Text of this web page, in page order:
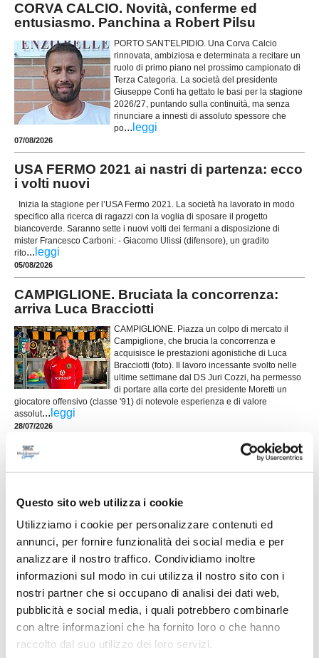
Questo sito web utilizza i cookie
Utilizziamo i cookie per personalizzare contenuti ed
annunci, per fornire funzionalità dei social media e per
analizzare il nostro traffico. Condividiamo inoltre
informazioni sul modo in cui utilizza il nostro sito con i
nostri partner che si occupano di analisi dei dati web,
pubblicità e social media, i quali potrebbero combinarle
con altre informazioni che ha fornito loro o che hanno
raccolto dal suo utilizzo dei loro servizi.
CORVA CALCIO. Novità, conferme ed
entusiasmo. Panchina a Robert Pilsu
PORTO SANT'ELPIDIO. Una Corva Calcio
rinnovata, ambiziosa e determinata a recitare un
ruolo di primo piano nel prossimo campionato di
Terza Categoria. La società del presidente
Giuseppe Conti ha gettato le basi per la stagione
2026/27, puntando sulla continuità, ma senza
rinunciare a innesti di assoluto spessore che
po... leggi
07/08/2026
USA FERMO 2021 ai nastri di partenza: ecco
i volti nuovi
Inizia la stagione per l’USA Fermo 2021. La società ha lavorato in modo
specifico alla ricerca di ragazzi con la voglia di sposare il progetto
biancoverde. Saranno sette i nuovi volti dei fermani a disposizione di
mister Francesco Carboni: - Giacomo Ulissi (difensore), un gradito
rito... leggi
05/08/2026
CAMPIGLIONE. Bruciata la concorrenza:
arriva Luca Bracciotti
CAMPIGLIONE. Piazza un colpo di mercato il
Campiglione, che brucia la concorrenza e
acquisisce le prestazioni agonistiche di Luca
Bracciotti (foto). Il lavoro incessante svolto nelle
ultime settimane dal DS Juri Cozzi, ha permesso
di portare alla corte del presidente Moretti un
giocatore offensivo (classe '91) di notevole esperienza e di valore
assolut... leggi
28/07/2026
MONTEGRANARO, rebus allenatore: i nomi
per la panchina
26/07/2026
FERMANA Ufficializzato lo staff: sarà
Antognozzi il vice di Sansovini
FERMO. Parte una nuova avventura per
Giuseppe Antognozzi (foto), allenatore con
stagione sarà nello staff tecnico della Fermana.